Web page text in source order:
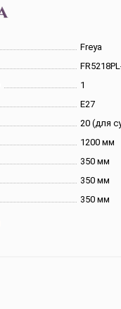
Freya
1
E27
20 (для
1200 мм
350 мм
350 мм
350 мм